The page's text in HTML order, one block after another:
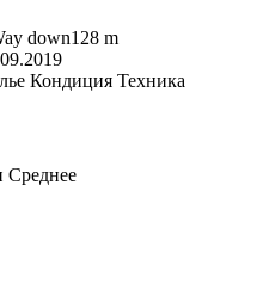
down128 m
Кондиция Техника
Среднее